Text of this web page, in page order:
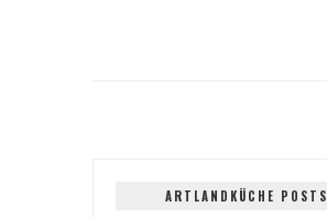
ARTLANDKÜCHE POSTS